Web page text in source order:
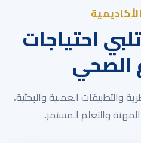
احتياجات
الصحي
والتطبيقات العملية والبحثية،
والتعلم المستمر.